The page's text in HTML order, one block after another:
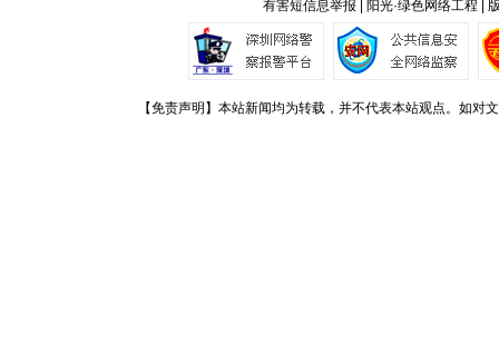
有害短信息举报 | 阳光·绿色网络工程 |
【免责声明】本站新闻均为转载，并不代表本站观点。如